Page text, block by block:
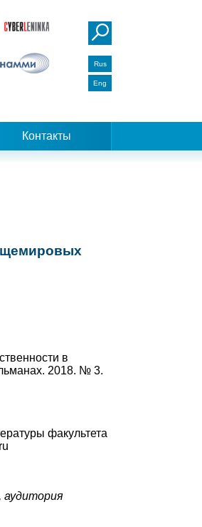
Rus
Eng
Контакты
в
2018. № 3.
факультета